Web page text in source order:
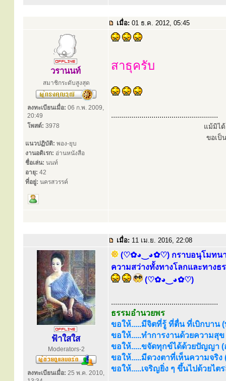
เมื่อ: 01 ธ.ค. 2012, 05:45
วรานนท์
สมาชิกระดับสูงสุด
ลงทะเบียนเมื่อ: 06 ก.พ. 2009,
20:49
โพสต์: 3978
แนวปฏิบัติ: พอง-ยุบ
งานอดิเรก: อ่านหนังสือ
ชื่อเล่น: นนท์
อายุ: 42
ที่อยู่: นครสวรรค์
สาธุครับ
.....................................................
แม้มิได้
ขอเป็
เมื่อ: 11 เม.ย. 2016, 22:08
ฟ้าใสใส
Moderators-2
ลงทะเบียนเมื่อ: 25 พ.ค. 2010,
(♡✿◕‿◕✿♡) กราบอนุโมทนา
ความสว่างทั้งทางโลกและทางธ
(♡✿◕‿◕✿♡)
.....................................................
ธรรมอำนวยพร
ขอให้.....มีจิตที่รู้ ที่ตื่น ที่เบิกบาน
ขอให้.....ทำการงานด้วยความสุ
ขอให้.....ขจัดทุกข์ได้ด้วยปัญญา (
ขอให้.....มีดวงตาที่เห็นความจริ
ขอให้.....เจริญยิ่ง ๆ ขึ้นไปด้วยไ